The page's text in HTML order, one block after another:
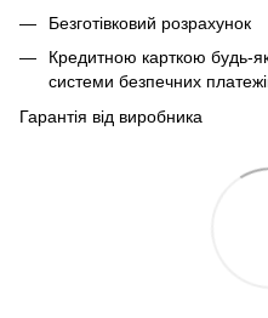
Безготівковий розрахунок
Кредитною карткою будь-
системи безпечних
Гарантія від виробника